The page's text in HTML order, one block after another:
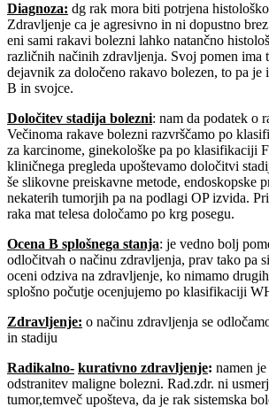
Diagnoza: dg rak mora biti potrjena
Zdravljenje ca je agresivno in ni dopustno
eni sami rakavi bolezni lahko natančno
različnih načinih zdravljenja. Svoj pomen ima
dejavnik za določeno rakavo bolezen, to pa je
B in svojce.
Določitev stadija bolezni: nam da podatek o
Večinoma rakave bolezni razvrščamo po
za karcinome, ginekološke pa po klasifikaciji
kliničnega pregleda upoštevamo določitvi
še slikovne preiskavne metode, endoskopske
nekaterih tumorjih pa na podlagi OP izvida.
raka mat telesa določamo po krg posegu.
Ocena B splošnega stanja: je vedno bolj
odločitvah o načinu zdravljenja, prav tako pa
oceni odziva na zdravljenje, ko nimamo
splošno počutje ocenjujemo po klasifikaciji
Zdravljenje: o načinu zdravljenja se
in stadiju
Radikalno- kurativno zdravljenje: namen
odstranitev maligne bolezni. Rad.zdr. ni
tumor,temveč upošteva, da je rak sistemska